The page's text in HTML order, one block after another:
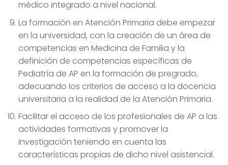
médico integrado a nivel nacional.
La formación en Atención Primaria debe empezar
en la universidad, con la creación de un área de
competencias en Medicina de Familia y la
definición de competencias específicas de
Pediatría de AP en la formación de pregrado,
adecuando los criterios de acceso a la docencia
universitaria a la realidad de la Atención Primaria.
Facilitar el acceso de los profesionales de AP a las
actividades formativas y promover la
investigación teniendo en cuenta las
características propias de dicho nivel asistencial.